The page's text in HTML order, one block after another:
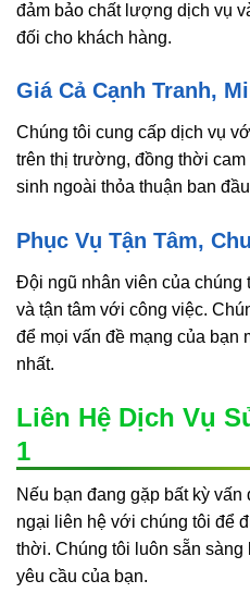
đảm bảo chất lượng dịch vụ
đối cho khách hàng.
Giá Cả Cạnh Tranh,
Chúng tôi cung cấp dịch vụ
trên thị trường, đồng thời
sinh ngoài thỏa thuận ban
Phục Vụ Tận Tâm,
Đội ngũ nhân viên của chúng
và tận tâm với công việc.
để mọi vấn đề mạng của bạn
nhất.
Liên Hệ Dịch Vụ
1
Nếu bạn đang gặp bất kỳ
ngại liên hệ với chúng tôi để
thời. Chúng tôi luôn sẵn sàng
yêu cầu của bạn.